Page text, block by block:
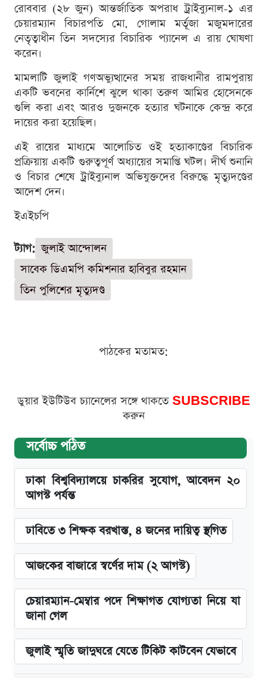
রোববার (২৮ জুন) আন্তর্জাতিক অপরাধ ট্রাইব্যুনাল-১ এর
চেয়ারম্যান বিচারপতি মো. গোলাম মর্তূজা মজুমদারের
নেতৃত্বাধীন তিন সদস্যের বিচারিক প্যানেল এ রায় ঘোষণা
করেন।
মামলাটি জুলাই গণঅভ্যুত্থানের সময় রাজধানীর রামপুরায়
একটি ভবনের কার্নিশে ঝুলে থাকা তরুণ আমির হোসেনকে
গুলি করা এবং আরও দুজনকে হত্যার ঘটনাকে কেন্দ্র করে
দায়ের করা হয়েছিল।
এই রায়ের মাধ্যমে আলোচিত ওই হত্যাকাণ্ডের বিচারিক
প্রক্রিয়ায় একটি গুরুত্বপূর্ণ অধ্যায়ের সমাপ্তি ঘটল। দীর্ঘ শুনানি
ও বিচার শেষে ট্রাইব্যুনাল অভিযুক্তদের বিরুদ্ধে মৃত্যুদণ্ডের
আদেশ দেন।
ইএইচপি
ট্যাগ: জুলাই আন্দোলন
সাবেক ডিএমপি কমিশনার হাবিবুর রহমান
তিন পুলিশের মৃত্যুদণ্ড
পাঠকের মতামত:
ডুয়ার ইউটিউব চ্যানেলের সঙ্গে থাকতে SUBSCRIBE
করুন
সর্বোচ্চ পঠিত
ঢাকা বিশ্ববিদ্যালয়ে চাকরির সুযোগ, আবেদন ২০
আগস্ট পর্যন্ত
ঢাবিতে ৩ শিক্ষক বরখাস্ত, ৪ জনের দায়িত্ব স্থগিত
আজকের বাজারে স্বর্ণের দাম (২ আগস্ট)
চেয়ারম্যান-মেম্বার পদে শিক্ষাগত যোগ্যতা নিয়ে যা
জানা গেল
জুলাই স্মৃতি জাদুঘরে যেতে টিকিট কাটবেন যেভাবে